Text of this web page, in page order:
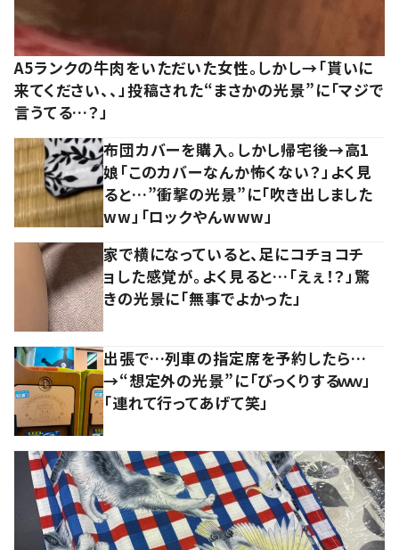
A5ランクの牛肉をいただいた女性。しかし→「貰いに
来てください、、」投稿された“まさかの光景”に「マジで
言うてる…？」
布団カバーを購入。しかし帰宅後→高1
娘「このカバーなんか怖くない？」よく見
ると…”衝撃の光景”に「吹き出しました
ww」「ロックやんwww」
家で横になっていると、足にコチョコチ
ョした感覚が。よく見ると…「えぇ！？」驚
きの光景に「無事でよかった」
出張で…列車の指定席を予約したら…
→“想定外の光景”に「びっくりするｗｗ」
「連れて行ってあげて笑」